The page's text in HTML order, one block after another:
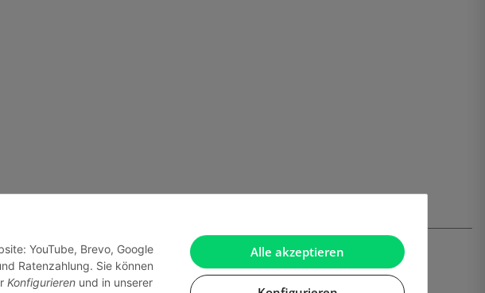
Alle akzeptieren
YouTube, Brevo, Google
Ratenzahlung. Sie können
Konfigurieren und in unserer